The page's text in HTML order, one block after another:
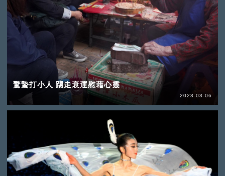
驚蟄打小人 踢走衰運慰藉心靈
2023-03-06